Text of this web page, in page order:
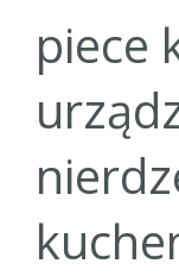
piece